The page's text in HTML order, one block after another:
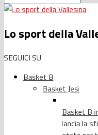
Lo sport della
SEGUICI SU
Basket B
Basket Jesi
Basket B
lancia la